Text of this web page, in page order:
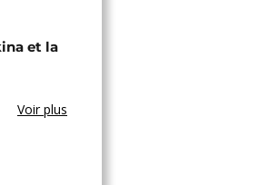
et la
Voir plus